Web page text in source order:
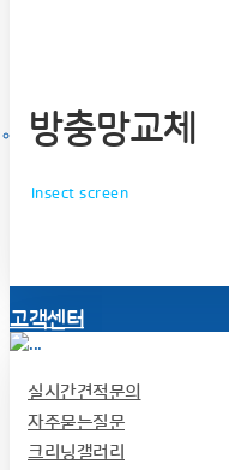
방충망교체
Insect screen
고객센터
실시간견적문의
자주묻는질문
크리닝갤러리